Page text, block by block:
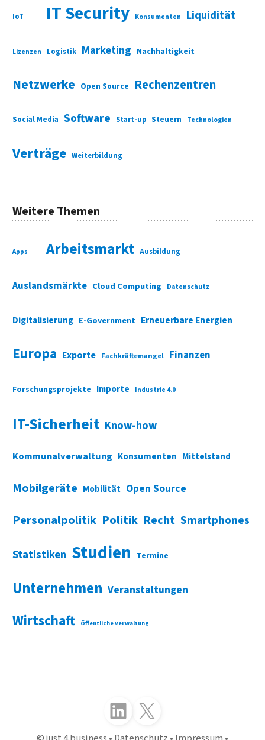
IoT IT Security Konsumenten Liquidität
Lizenzen Logistik Marketing Nachhaltigkeit
Netzwerke Open Source Rechenzentren
Social Media Software Start-up Steuern Technologien
Verträge Weiterbildung
Weitere Themen
Apps Arbeitsmarkt Ausbildung
Auslandsmärkte Cloud Computing Datenschutz
Digitalisierung E-Government Erneuerbare Energien
Europa Exporte Fachkräftemangel Finanzen
Forschungsprojekte Importe Industrie 4.0
IT-Sicherheit Know-how
Kommunalverwaltung Konsumenten Mittelstand
Mobilgeräte Mobilität Open Source
Personalpolitik Politik Recht Smartphones
Statistiken Studien Termine
Unternehmen Veranstaltungen
Wirtschaft Öffentliche Verwaltung
Folgen Sie uns auf LinkedInFolgen Sie uns auf X (Twitter)